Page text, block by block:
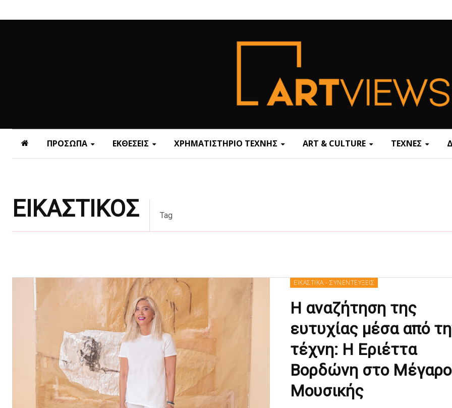
ΠΡΟΣΩΠΑ ΕΚΘΕΣΕΙΣ ΧΡΗΜΑΤΙΣΤΗΡΙΟ ΤΕΧΝΗΣ ART & CULTURE ΤΕΧΝΕΣ
ΕΙΚΑΣΤΙΚΟΣ Tag
ΕΙΚΑΣΤΙΚΑ - ΣΥΝΕΝΤΕΥΞΕΙΣ
Η αναζήτηση της
ευτυχίας μέσα από
τέχνη: Η Εριέττα
Βορδώνη στο Μέγαρο
Μουσικής